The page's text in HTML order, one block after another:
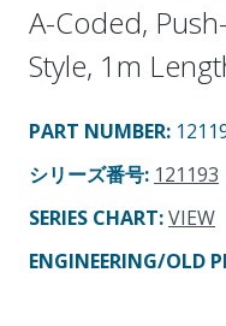
A-Coded,
Style, 1m
PART NUMBER:
シリーズ番号: 121193
SERIES CHART:VIEW
ENGINEERING/OLD